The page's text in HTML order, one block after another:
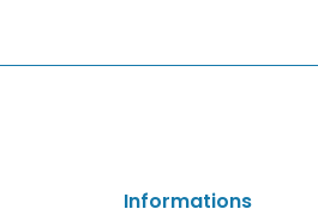
Informations